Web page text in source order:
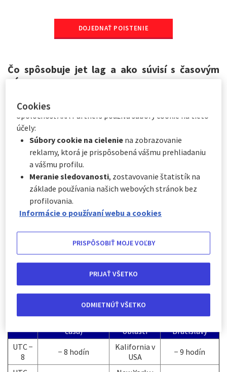
DOJEDNAŤ POISTENIE
Čo spôsobuje jet lag a ako súvisí s časovým
pásmom
Jet lag vzniká, keď preletíme viacero časových pásiem a naše
telo sa nevie okamžite prispôsobiť novému dennému režimu.
Naše vnútorné hodiny (tzv. cirkadiánny rytmus) fungujú podľa
miesta, odkiaľ sme vyrazili, a zrazu sú v rozpore s realitou na
novom mieste.Výsledkom je pocit nevyspatosti,
podráždenosti a narušeného spánku – typické príznaky
pásmovej choroby.
Čo to vlastne je časové pásmo?
Časové pásmo predstavuje konkrétnu oblasť na Zemi, kde
platí rovnaký miestny čas.
Každé susedné pásmo sa líši od ďalšieho približne o
jednu hodinu.
zodpovedá prirodzenému striedaniu dňa a noci podľa
polohy Slnka.
Časové
Posun oproti UTC
času)
Príklad
oblasti
Bratislavy
UTC −
8
− 8 hodín
Kalifornia v
USA
− 9 hodín
Cookies
môžete súhlasiť so všetkými alebo len s niektorými
voliteľnými súbormi cookie v závislosti od ich kategórie:
Kedykoľvek kliknutím na „ Centrum preferencií
Spoločnosť AXA Partners používa súbory cookie na tieto
účely:
Súbory cookie na cielenie na zobrazovanie
reklamy, ktorá je prispôsobená vášmu prehliadaniu
a vášmu profilu.
Meranie sledovanosti, zostavovanie štatistík na
základe používania našich webových stránok bez
profilovania.
Informácie o používaní webu a cookies
PRISPÔSOBIŤ MOJE VOĽBY
ODMIETNÚŤ VŠETKO
PRIJAŤ VŠETKO